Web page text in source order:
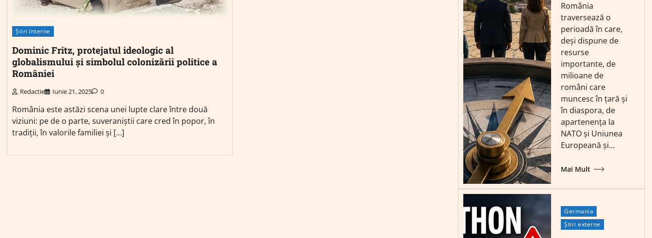
Știri Interne
Dominic Fritz, protejatul ideologic al
globalismului și simbolul colonizării politice a
României
Redactie Iunie 21, 2025 0
România este astăzi scena unei lupte clare între două
viziuni: pe de o parte, suveraniștii care cred în popor, în
tradiții, în valorile familiei și […]
România
traversează o
perioadă în care,
deși dispune de
resurse
importante, de
milioane de
români care
muncesc în țară și
în diaspora, de
apartenența la
NATO și Uniunea
Europeană și…
Mai Mult
Germania
Știri externe